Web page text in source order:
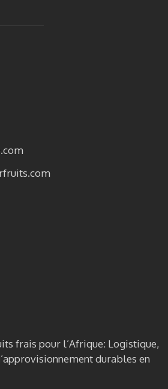
frais pour l’Afrique: Logistique,
durables en